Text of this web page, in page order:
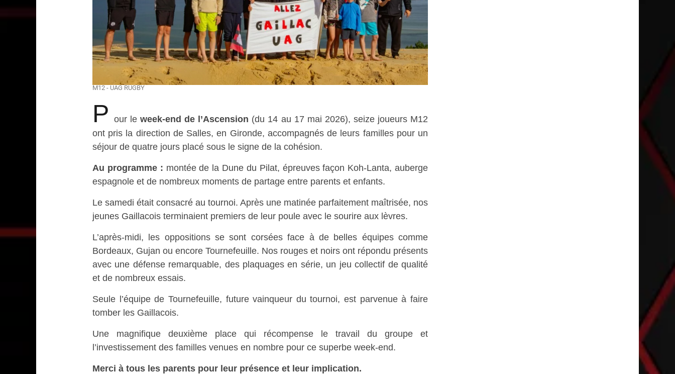
M12 - UAG RUGBY
P our leweek-end de l’Ascension (du 14 au 17 mai 2026), seize joueurs M12
ont pris la direction de Salles, en Gironde, accompagnés de leurs familles pour un
séjour de quatre jours placé sous le signe de la cohésion.
Au programme : montée de la Dune du Pilat, épreuves façon Koh-Lanta, auberge
espagnole et de nombreux moments de partage entre parents et enfants.
Le samedi était consacré au tournoi. Après une matinée parfaitement maîtrisée, nos
jeunes Gaillacois terminaient premiers de leur poule avec le sourire aux lèvres.
L’après-midi, les oppositions se sont corsées face à de belles équipes comme
Bordeaux, Gujan ou encore Tournefeuille. Nos rouges et noirs ont répondu présents
avec une défense remarquable, des plaquages en série, un jeu collectif de qualité
et de nombreux essais.
Seule l’équipe de Tournefeuille, future vainqueur du tournoi, est parvenue à faire
tomber les Gaillacois.
Une magnifique deuxième place qui récompense le travail du groupe et
l’investissement des familles venues en nombre pour ce superbe week-end.
Merci à tous les parents pour leur présence et leur implication.